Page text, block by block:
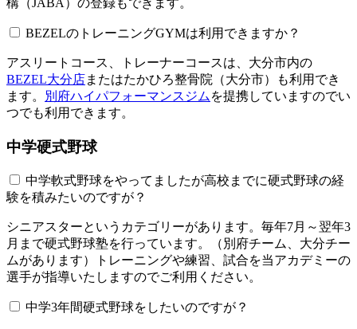
構（JABA）の登録もできます。
BEZELのトレーニングGYMは利用できますか？​​​​​
アスリートコース、トレーナーコースは、大分市内の
BEZEL大分店またはたかひろ整骨院（大分市）も利用でき
ます。
別府ハイパフォーマンスジム を提携していますのでい
つでも利用できます。
中学硬式野球
中学軟式野球をやってましたが高校までに硬式野球の経
験を積みたいのですが？
シニアスターというカテゴリーがあります。毎年7月～翌年3
月まで硬式野球塾を行っています。（別府チーム、大分チー
ムがあります）トレーニングや練習、試合を当アカデミーの
選手が指導いたしますのでご利用ください。
中学3年間硬式野球をしたいのですが？